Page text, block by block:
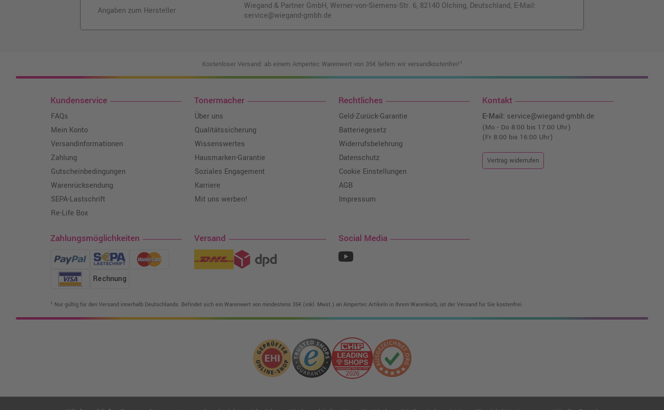
Angaben zum Hersteller
Wiegand & Partner GmbH, Werner-von-Siemens-Str. 6, 82140 Olching, Deutschland, E-Mail:
service@wiegand-gmbh.de
Kostenloser Versand: ab einem Ampertec Warenwert von 35€ liefern wir versandkostenfrei!¹
Kundenservice
FAQs
Mein Konto
Versandinformationen
Zahlung
Gutscheinbedingungen
Warenrücksendung
SEPA-Lastschrift
Re-Life Box
Tonermacher
Über uns
Qualitätssicherung
Wissenswertes
Hausmarken-Garantie
Soziales Engagement
Karriere
Mit uns werben!
Rechtliches
Geld-Zurück-Garantie
Batteriegesetz
Widerrufsbelehrung
Datenschutz
Cookie Einstellungen
AGB
Impressum
Kontakt
E-Mail: service@wiegand-gmbh.de
(Mo - Do 8:00 bis 17:00 Uhr)
(Fr 8:00 bis 16:00 Uhr)
Vertrag widerrufen
Zahlungsmöglichkeiten
Rechnung
Versand Social Media
¹ Nur gültig für den Versand innerhalb Deutschlands. Befindet sich ein Warenwert von mindestens 35€ (inkl. Mwst.) an Ampertec Artikeln in Ihrem Warenkorb, ist der Versand für Sie kostenfrei.